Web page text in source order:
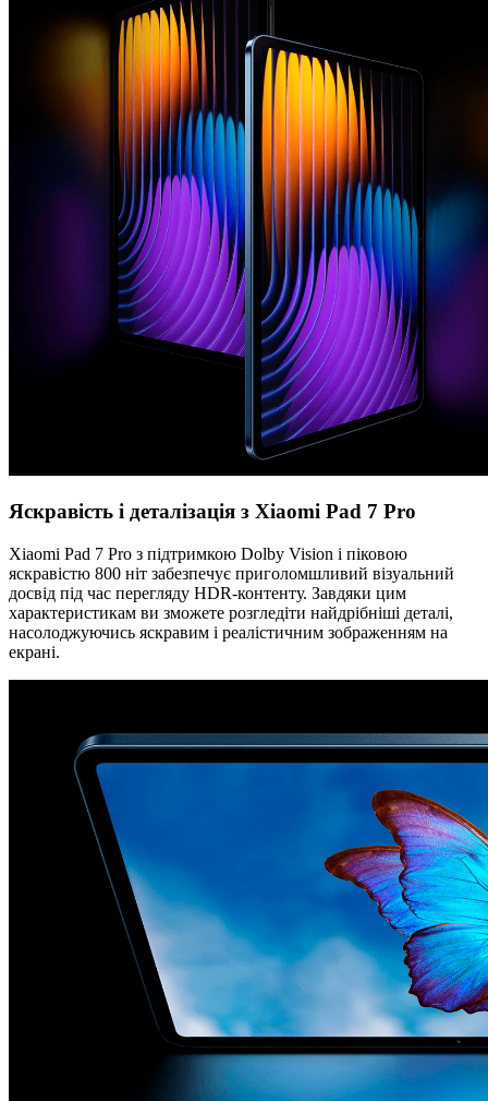
Яскравість і деталізація з Xiaomi Pad 7 Pro
Xiaomi Pad 7 Pro з підтримкою Dolby Vision і піковою
яскравістю 800 ніт забезпечує приголомшливий візуальний
досвід під час перегляду HDR-контенту. Завдяки цим
характеристикам ви зможете розгледіти найдрібніші деталі,
насолоджуючись яскравим і реалістичним зображенням на
екрані.